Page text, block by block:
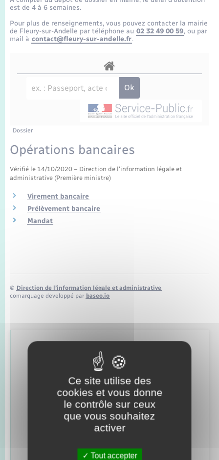
Etat-civil - Papiers - Citoyenneté
Mariage – PACS
Recensement
Loisirs
Organisation d’événement
Sécurité - Prévention
Seniors
Transports scolaires
Travaux - Autorisation d’occupation de l’espace
public
Compétences
Présentation de la commune
La Communauté de communes
est de 4 à 6 semaines.
Pour plus de renseignements, vous pouvez contacter la mairie
de Fleury-sur-Andelle par téléphone au 02 32 49 00 59, ou par
mail à contact@fleury-sur-andelle.fr.
Dossier
Opérations bancaires
Vérifié le 14/10/2020 – Direction de l'information légale et
administrative (Première ministre)
Virement bancaire
Prélèvement bancaire
Mandat
© Direction de l’information légale et administrative
comarquage developpé par baseo.io
Retrouvez aussi
Concessions funéraires
Elections et citoyenneté
Mariage – PACS
Ce site utilise des
cookies et vous donne
le contrôle sur ceux
que vous souhaitez
activer
Tout accepter